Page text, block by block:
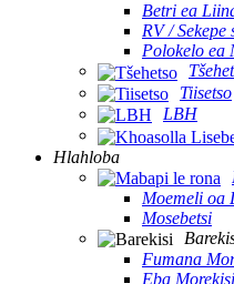
Betri ea
RV / Sekepe
Polokelo ea
Tiisetso
LBH
Hlahloba
Moemeli oa
Mosebetsi
Fumana
Eba Morekisi